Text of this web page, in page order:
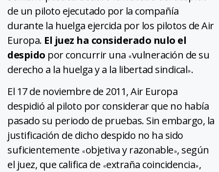
de un piloto ejecutado por la compañía
durante la huelga ejercida por los pilotos de Air
Europa. El juez ha considerado nulo el
despido por concurrir una «vulneración de su
derecho a la huelga y a la libertad sindical».
El 17 de noviembre de 2011, Air Europa
despidió al piloto por considerar que no había
pasado su periodo de pruebas. Sin embargo, la
justificación de dicho despido no ha sido
suficientemente «objetiva y razonable», según
el juez, que califica de «extraña coincidencia»,